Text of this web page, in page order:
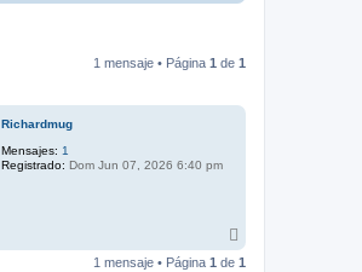
1 mensaje • Página 1 de 1
Richardmug
Mensajes: 1
Registrado: Dom Jun 07, 2026 6:40 pm
r
1 mensaje • Página 1 de 1